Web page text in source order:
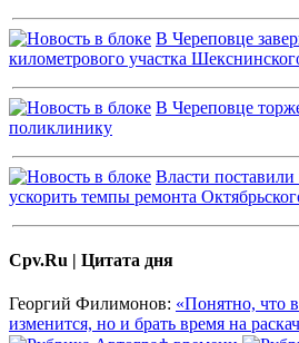
В Череповце
километрового участка
В Череповце
поликлинику
Власти поставили
ускорить темпы ремонта
Cpv.Ru | Цитата дня
Георгий Филимонов: «Понятно, что
изменится, но и брать время на